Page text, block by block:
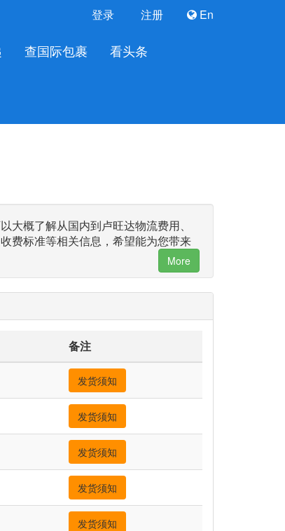
登录 注册 En
查国际包裹 看头条
概了解从国内到卢旺达物流费用、
费标准等相关信息，希望能为您带来
More
备注
发货须知
发货须知
发货须知
发货须知
发货须知